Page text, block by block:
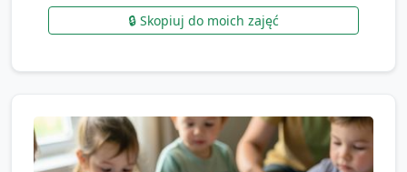
🔒 Skopiuj do moich zajęć